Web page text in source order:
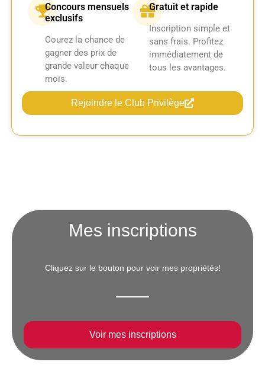
Concours mensuels
exclusifs
Courez la chance de
gagner des prix de
grande valeur chaque
mois.
Gratuit et rapide
Inscription simple et
sans frais. Profitez
immédiatement de
tous les avantages.
Rejoindre le Club Privilège
Mes inscriptions
Cliquez sur le bouton pour voir mes propriétés!
Voir mes inscriptions